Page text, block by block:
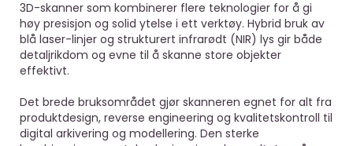
3D-skanner som kombinerer flere teknologier for å gi
høy presisjon og solid ytelse i ett verktøy. Hybrid bruk av
blå laser-linjer og strukturert infrarødt (NIR) lys gir både
detaljrikdom og evne til å skanne store objekter
effektivt.
Det brede bruksområdet gjør skanneren egnet for alt fra
produktdesign, reverse engineering og kvalitetskontroll til
digital arkivering og modellering. Den sterke